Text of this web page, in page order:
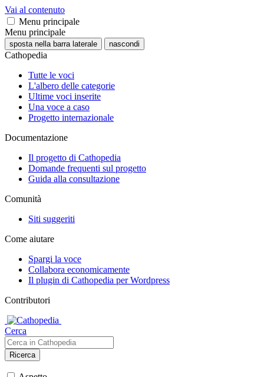
Vai al contenuto
Menu principale
Menu principale
sposta nella barra laterale nascondi
Cathopedia
Tutte le voci
L'albero delle categorie
Ultime voci inserite
Una voce a caso
Progetto internazionale
Documentazione
Il progetto di Cathopedia
Domande frequenti sul progetto
Guida alla consultazione
Comunità
Siti suggeriti
Come aiutare
Spargi la voce
Collabora economicamente
Il plugin di Cathopedia per Wordpress
Contributori
Cerca
Ricerca